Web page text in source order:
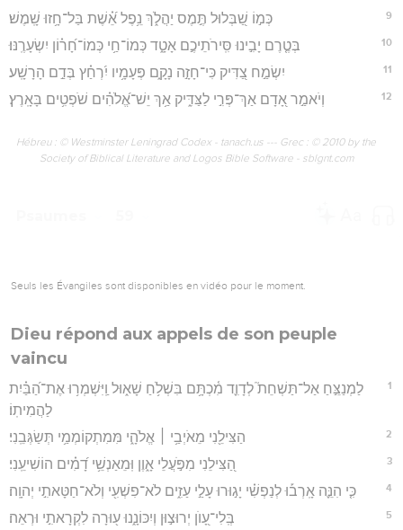
9 כְּמ֣וֹ שַׁ֭בְּלוּל תֶּ֣מֶס יַהֲלֹ֑ךְ נֵ֥פֶל אֵ֝֗שֶׁת בַּל־חָ֥זוּ שָֽׁמֶשׁ׃
10 בְּטֶ֤רֶם יָבִ֣ינוּ סִּֽירֹתֵיכֶ֣ם אָטָ֑ד כְּמוֹ־חַ֥י כְּמוֹ־חָ֝ר֗וֹן יִשְׂעָרֶֽנּוּ׃
11 יִשְׂמַ֣ח צַ֭דִּיק כִּי־חָזָ֣ה נָקָ֑ם פְּעָמָ֥יו יִ֝רְחַ֗ץ בְּדַ֣ם הָרָשָֽׁע׃
12 וְיֹאמַ֣ר אָ֭דָם אַךְ־פְּרִ֣י לַצַּדִּ֑יק אַ֥ךְ יֵשׁ־אֱ֝לֹהִ֗ים שֹׁפְטִ֥ים בָּאָֽרֶץ׃
Hébreu : © Westminster Leningrad Codex - tanach.us --- Grec : © 2010 by the
Society of Biblical Literature and Logos Bible Software - sblgnt.com
Seuls les Évangiles sont disponibles en vidéo pour le moment.
Dieu répond aux appels de son peuple
vaincu
1
לַמְנַצֵּ֣חַ אַל־תַּשְׁחֵת֮ לְדָוִ֪ד מִ֫כְתָּ֥ם בִּשְׁלֹ֥חַ שָׁא֑וּל וַֽיִּשְׁמְר֥וּ אֶת־הַ֝בַּ֗יִת
לַהֲמִיתֽוֹ׃
2 הַצִּילֵ֖נִי מֵאֹיְבַ֥י ׀ אֱלֹהָ֑י מִּמִתְקוֹמְמַ֥י תְּשַׂגְּבֵֽנִי׃
3 הַ֭צִּילֵנִי מִפֹּ֣עֲלֵי אָ֑וֶן וּֽמֵאַנְשֵׁ֥י דָ֝מִ֗ים הוֹשִׁיעֵֽנִי׃
4 כִּ֤י הִנֵּ֪ה אָֽרְב֡וּ לְנַפְשִׁ֗י יָג֣וּרוּ עָלַ֣י עַזִ֑ים לֹא־פִשְׁעִ֖י וְלֹא־חַטָּאתִ֣י יְהוָֽה׃
5 בְּֽלִי־עָ֭וֺן יְרוּצ֣וּן וְיִכּוֹנָ֑נוּ ע֖וּרָה לִקְרָאתִ֣י וּרְאֵה׃